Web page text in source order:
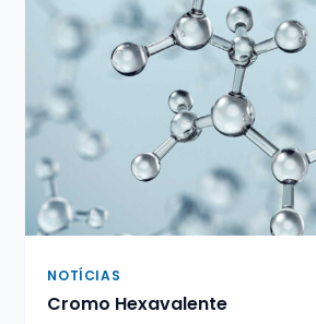
NOTÍCIAS
Cromo Hexavalente